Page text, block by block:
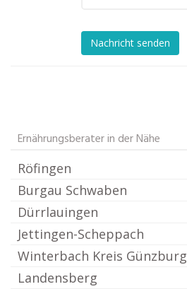
Nachricht senden
Ernährungsberater in der Nähe
Röfingen
Burgau Schwaben
Dürrlauingen
Jettingen-Scheppach
Winterbach Kreis Günzburg
Landensberg